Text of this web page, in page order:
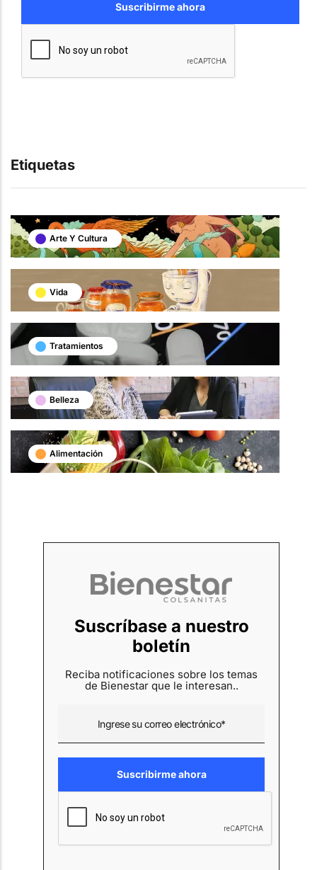
Etiquetas
Arte Y Cultura
Vida
Tratamientos
Belleza
Alimentación
Suscríbase a nuestro
boletín
Reciba notificaciones sobre los temas
de Bienestar que le interesan..